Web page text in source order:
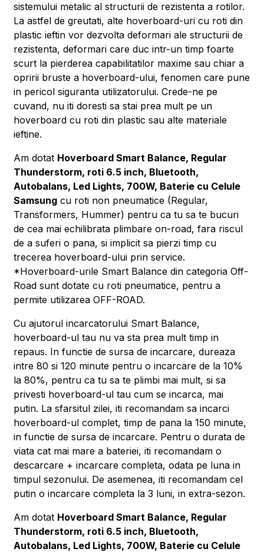
sistemului metalic al structurii de rezistenta a rotilor.
La astfel de greutati, alte hoverboard-uri cu roti din
plastic ieftin vor dezvolta deformari ale structurii de
rezistenta, deformari care duc intr-un timp foarte
scurt la pierderea capabilitatilor maxime sau chiar a
opririi bruste a hoverboard-ului, fenomen care pune
in pericol siguranta utilizatorului. Crede-ne pe
cuvand, nu iti doresti sa stai prea mult pe un
hoverboard cu roti din plastic sau alte materiale
ieftine.
Am dotat Hoverboard Smart Balance, Regular
Thunderstorm, roti 6.5 inch, Bluetooth,
Autobalans, Led Lights, 700W, Baterie cu Celule
Samsung cu roti non pneumatice (Regular,
Transformers, Hummer) pentru ca tu sa te bucuri
de cea mai echilibrata plimbare on-road, fara riscul
de a suferi o pana, si implicit sa pierzi timp cu
trecerea hoverboard-ului prin service.
*Hoverboard-urile Smart Balance din categoria Off-
Road sunt dotate cu roti pneumatice, pentru a
permite utilizarea OFF-ROAD.
Cu ajutorul incarcatorului Smart Balance,
hoverboard-ul tau nu va sta prea mult timp in
repaus. In functie de sursa de incarcare, dureaza
intre 80 si 120 minute pentru o incarcare de la 10%
la 80%, pentru ca tu sa te plimbi mai mult, si sa
privesti hoverboard-ul tau cum se incarca, mai
putin. La sfarsitul zilei, iti recomandam sa incarci
hoverboard-ul complet, timp de pana la 150 minute,
in functie de sursa de incarcare. Pentru o durata de
viata cat mai mare a bateriei, iti recomandam o
descarcare + incarcare completa, odata pe luna in
timpul sezonului. De asemenea, iti recomandam cel
putin o incarcare completa la 3 luni, in extra-sezon.
Am dotat Hoverboard Smart Balance, Regular
Thunderstorm, roti 6.5 inch, Bluetooth,
Autobalans, Led Lights, 700W, Baterie cu Celule